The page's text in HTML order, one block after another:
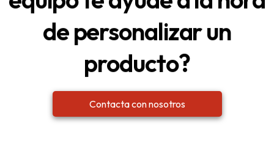
de personalizar un
producto?
Contacta con nosotros